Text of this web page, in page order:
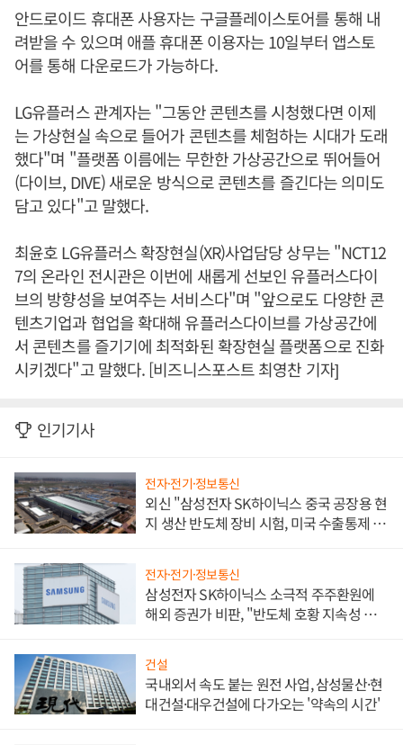
안드로이드 휴대폰 사용자는 구글플레이스토어를 통해 내
려받을 수 있으며 애플 휴대폰 이용자는 10일부터 앱스토
어를 통해 다운로드가 가능하다.
LG유플러스 관계자는 "그동안 콘텐츠를 시청했다면 이제
는 가상현실 속으로 들어가 콘텐츠를 체험하는 시대가 도래
했다"며 "플랫폼 이름에는 무한한 가상공간으로 뛰어들어
(다이브, DIVE) 새로운 방식으로 콘텐츠를 즐긴다는 의미도
담고 있다"고 말했다.
최윤호 LG유플러스 확장현실(XR)사업담당 상무는 "NCT12
7의 온라인 전시관은 이번에 새롭게 선보인 유플러스다이
브의 방향성을 보여주는 서비스다"며 "앞으로도 다양한 콘
텐츠기업과 협업을 확대해 유플러스다이브를 가상공간에
서 콘텐츠를 즐기기에 최적화된 확장현실 플랫폼으로 진화
시키겠다"고 말했다. [비즈니스포스트 최영찬 기자]
인기기사
전자·전기·정보통신
외신 "삼성전자 SK하이닉스 중국 공장용 현
지 생산 반도체 장비 시험, 미국 수출통제 대
전자·전기·정보통신
삼성전자 SK하이닉스 소극적 주주환원에
해외 증권가 비판, "반도체 호황 지속성 의
건설
국내외서 속도 붙는 원전 사업, 삼성물산·현
대건설·대우건설에 다가오는 '약속의 시간'